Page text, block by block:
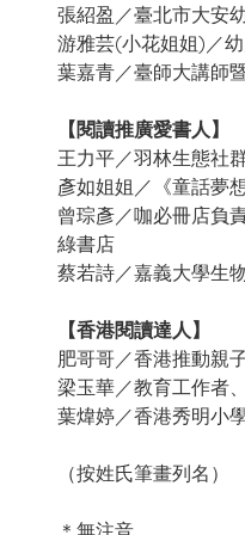
張紹盈／臺北市大安
游雅芸(小花姐姐)／幼
葉嘉青／臺師大講師暨
【閱讀推廣愛書人】
王力平／羽林生態社
彥如姐姐／《童話夢想
曾琮彥／咖必冊店負
綠書店
蔡若詩／嘉義大學生物
【香港閱讀達人】
肥哥哥／香港推動親
梁玉華／教育工作者、
葉煒婷／香港秀明小
（按姓氏筆畫列名）